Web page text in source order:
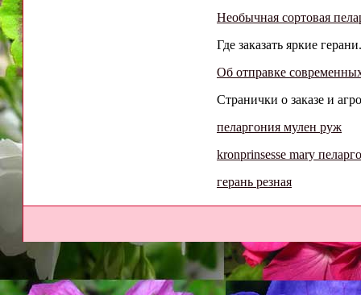
Необычная сортовая
Где заказать яркие
Об отправке
Странички о заказе и
пеларгония мулен руж
kronprinsesse mary
герань резная